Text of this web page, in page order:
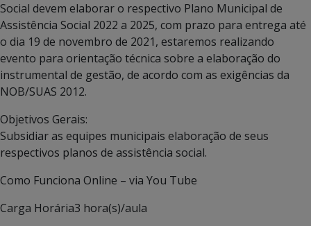
Social devem elaborar o respectivo Plano Municipal de
Assistência Social 2022 a 2025, com prazo para entrega até
o dia 19 de novembro de 2021, estaremos realizando
evento para orientação técnica sobre a elaboração do
instrumental de gestão, de acordo com as exigências da
NOB/SUAS 2012.
Objetivos Gerais:
Subsidiar as equipes municipais elaboração de seus
respectivos planos de assistência social.
Como Funciona Online – via You Tube
Carga Horária3 hora(s)/aula